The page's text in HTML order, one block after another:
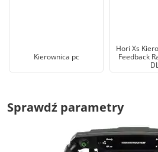
Kierownica pc
Hori Xs
Feedback
Sprawdź parametry